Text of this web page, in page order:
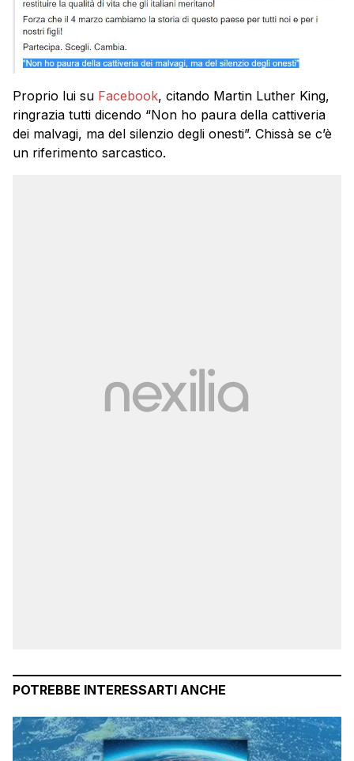
Proprio lui su Facebook, citando Martin Luther King,
ringrazia tutti dicendo “Non ho paura della cattiveria
dei malvagi, ma del silenzio degli onesti”. Chissà se c’è
un riferimento sarcastico.
POTREBBE INTERESSARTI ANCHE